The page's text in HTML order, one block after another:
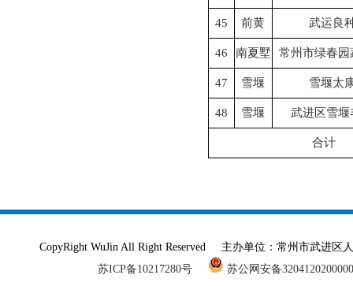
45 前黄 武运良
46 南夏墅 常州市绿春
47 雪堰 雪堰太
48 雪堰 武进区雪
合计
CopyRight WuJin All Right Reserved 主办单位：常州市武进
苏ICP备10217280号
苏公网安备